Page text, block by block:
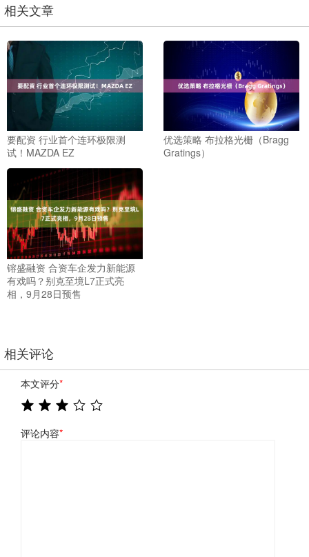
相关文章
要配资 行业首个连环极限测
试！MAZDA EZ
优选策略 布拉格光栅（Bragg
Gratings）
镕盛融资 合资车企发力新能源
有戏吗？别克至境L7正式亮
相，9月28日预售
相关评论
本文评分*
评论内容*